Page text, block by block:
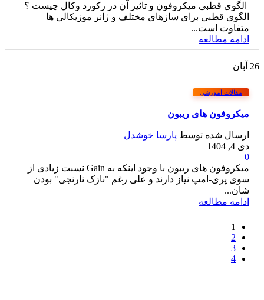
الگوی قطبی میکروفون و تاثیر آن در رکورد وکال چیست ؟
الگوی قطبی برای سازهای مختلف و ژانر موزیکالی ها
متفاوت است...
ادامه مطالعه
26 آبان
مقالات آموزشی
میکروفون های ریبون
ارسال شده توسط پارسا خوشدل
دی 4, 1404
0
میکروفون های ریبون با وجود اینکه به Gain نسبت زیادی از
سوی پری-امپ نیاز دارند و علی رغم "نازک نارنجی" بودن
شان...
ادامه مطالعه
1
2
3
4